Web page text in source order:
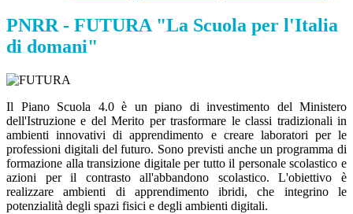
PNRR - FUTURA "La Scuola per l'Italia
di domani"
Il Piano Scuola 4.0 è un piano di investimento del Ministero
dell'Istruzione e del Merito per trasformare le classi tradizionali in
ambienti innovativi di apprendimento e creare laboratori per le
professioni digitali del futuro. Sono previsti anche un programma di
formazione alla transizione digitale per tutto il personale scolastico e
azioni per il contrasto all'abbandono scolastico. L'obiettivo è
realizzare ambienti di apprendimento ibridi, che integrino le
potenzialità degli spazi fisici e degli ambienti digitali.